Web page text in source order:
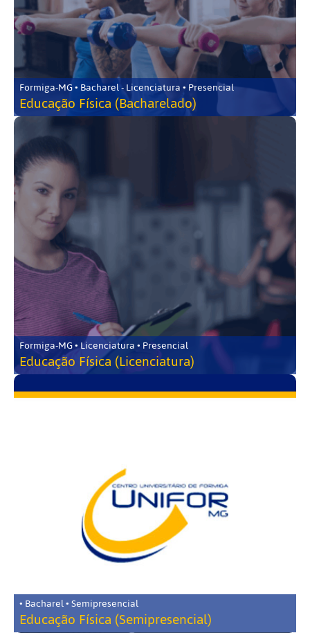
Formiga-MG • Bacharel - Licenciatura • Presencial
Educação Física (Bacharelado)
Formiga-MG • Licenciatura • Presencial
Educação Física (Licenciatura)
• Bacharel • Semipresencial
Educação Física (Semipresencial)